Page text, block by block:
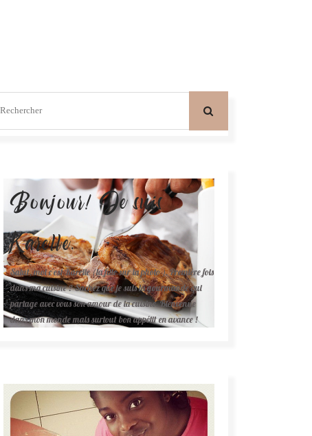
Bonjour! Je suis
Karelle.
Salut, moi c'est Karelle (la fille sur la photo ). Première fois
dans ma cuisine ? Sachez que je suis la gourmande qui
partage avec vous son amour de la cuisine. Bienvenue
dans mon monde mais surtout bon appétit en avance !